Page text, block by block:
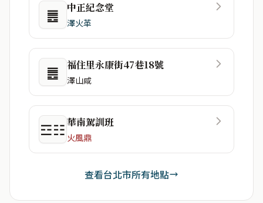
䷌ 中正紀念堂
澤火革
䷌ 福住里永康街47巷18號
澤山咸
☲☷華南駕訓班
火風鼎
查看台北市所有地點